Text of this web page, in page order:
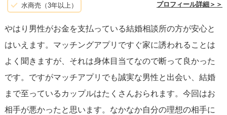
マッチングアプリで一度怖いおもいをされており、今度は
ちゃんと身元のわかる方とお会いしたいと思うのであれば
結婚相談所をおすすめします。
水商売（3年以上） プロフィール詳細＞＞
やはり男性がお金を支払っている結婚相談所の方が安心と
はいえます。マッチングアプリですぐ家に誘われることは
よく聞きますが、それは身体目当てなので断って良かった
です。ですがマッチアプリでも誠実な男性と出会い、結婚
まで至っているカップルはたくさんおられます。今回はお
相手が悪かったと思います。なかなか自分の理想の相手に